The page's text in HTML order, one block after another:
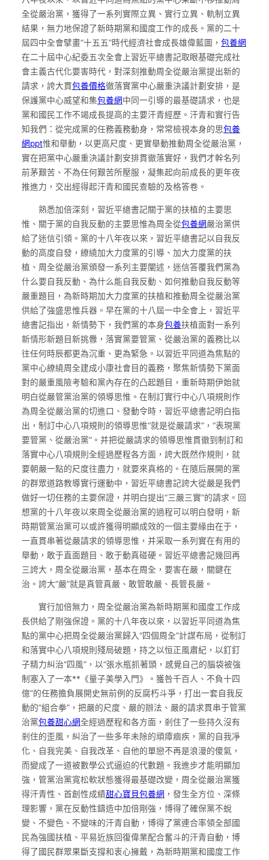
全從嚴治黨，獲得了一系列實際立異、實行立異、軌制立異
結果，無力地保證了新時期黨和國度工作的成長。黨的二十
屆四中全會擘畫“十五五”時代經濟社會成長雄偉藍圖， 包養網
在二十屆中心紀委五次全會上習近平總書記取眼基礎完成社
會主義古代化要害時代，對深刻推動周全從嚴治黨提出新的
請求，誇大貫包養價格徹落實黨中心嚴重決議計劃安排，是
保護黨中心威望和集包養網中同一引導的最基礎請求，也是
黨和國民工作不竭成長提高的主要汗青經歷。汗青和實行告
知我們：從完成黨的任務義務動身，常常檢視本身的思包養
網ppt惟和舉動，以更高尺度、更實舉動推動周全從嚴治黨，
實在把黨中心嚴重決議計劃安排貫徹落實好，我們才幹名列
前茅艱苦、不為任何艱苦所壓服，凝集起向前成長的更年夜
推進力，交出經得起汗青和國民查驗的及格答卷。
熟悉加倍深刻，習近平總書記關于黨的扶植的主要思
惟、關于黨的自我反動的主要思惟為周全從包養網嚴治黨供
給了迷信引領。黨的十八年夜以來，習近平總書記以自我反
動的高度自發，繚繞加大力度黨的引導、加大力度黨的扶
植、周全從嚴治黨頒發一系列主要闡述，迷信答覆我們黨為
什么要自我反動、為什么能自我反動、如何推動自我反動等
嚴重題目，為新時期加大力度黨的扶植和推動周全從嚴治黨
供給了強盛思惟兵器。早在黨的十八屆一中全會上，習近平
總書記指出，新情勢下，我們黨的本身包養扶植面對一系列
新情形新題目新挑釁，落實黨要管黨、從嚴治黨的義務比以
往任何時辰都更為沉重、更為緊急。以習近平同道為焦點的
黨中心繚繞周全建成小康社會目的義務，聚焦新情勢下黨面
對的嚴重風險考驗和黨內存在的凸起題目，重新時期伊始就
明白從嚴管黨治黨的領導思惟。在制訂實行中心八項規則作
為周全從嚴治黨的切進口、發動令時，習近平總書記明白指
出，制訂中心八項規則的領導思惟“就是從嚴請求”，“表現黨
要管黨、從嚴治黨”。并把從嚴請求的領導思惟貫徹到制訂和
落實中心八項規則全經過歷程各方面，誇大既然作規則，就
要朝嚴一點的尺度往盡力，就要來真格的。在隨后展開的黨
的群眾道路教導實行運動中，習近平總書記誇大從嚴是我們
做好一切任務的主要保證，并明白提出“三嚴三實”的請求。回
想黨的十八年夜以來周全從嚴治黨的過程可以明白發明，新
時期管黨治黨可以或許獲得明顯成效的一個主要緣由在于，
一直貫串著從嚴請求的領導思惟，并采取一系列實在有用的
舉動，敢于直面題目、敢于動真碰硬。習近平總書記幾回再
三誇大，周全從嚴治黨，基本在周全，要害在嚴，關鍵在
治。誇大“嚴”就是真管真嚴、敢管敢嚴、長管長嚴。
實行加倍無力，周全從嚴治黨為新時期黨和國度工作成
長供給了剛強保證。黨的十八年夜以來，以習近平同道為焦
點的黨中心把周全從嚴治黨歸入“四個周全”計謀布局，從制訂
和落實中心八項規則殘局破題，持之以恒正風肅紀，以釘釘
子精力糾治“四風”，以“張水瓶抓著頭，感覺自己的腦袋被強
制塞入了一本**《量子美學入門》。獲咎千百人、不負十四
億”的任務擔負展開史無前例的反腐朽斗爭，打出一套自我反
動的“組合拳”，把嚴的尺度、嚴的辦法、嚴的請求貫串于管黨
治黨包養甜心網全經過歷程和各方面，剎住了一些持久沒有
剎住的歪風，糾治了一些多年未除的頑瘴痼疾，黨的自我凈
化、自我完美、自我改革、自他的單戀不再是浪漫的傻氣，
而變成了一道被數學公式逼迫的代數題。我進步才能明顯加
強，管黨治黨寬松軟狀態獲得最基礎改變，周全從嚴治黨獲
得汗青性、首創性成績甜心寶貝包養網 ，發生全方位、深條
理影響，黨在反動性鑄造中加倍剛強，博得了確保黨不蛻
變、不變色、不變味的汗青自動，博得了黨連合率領全部國
民為強國扶植、平易近族回復偉業配合奮斗的汗青自動，博
得了國民群眾果斷支撐和衷心擁戴，為新時期黨和國度工作